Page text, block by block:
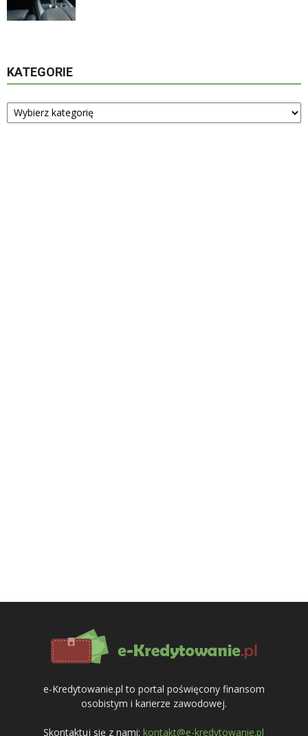
KATEGORIE
Kategorie
e-Kredytowanie.pl to portal poświęcony finansom
osobistym i karierze zawodowej.
Skontaktuj się z nami: kontakt@e-kredytowanie.pl